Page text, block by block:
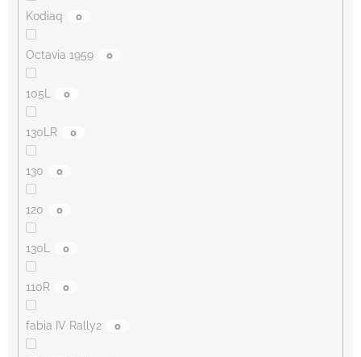
Kodiaq 0
Octavia 1959 0
105L 0
130LR 0
130 0
120 0
130L 0
110R 0
fabia IV Rally2 0